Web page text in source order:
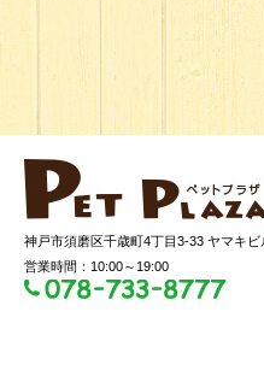
神戸市須磨区千歳町4丁目3-33 ヤマキビ
営業時間：10:00～19:00